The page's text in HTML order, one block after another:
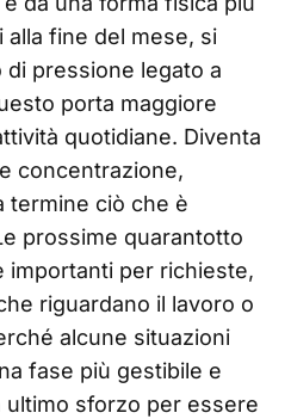
alla fine del mese, si
di pressione legato a
porta maggiore
quotidiane. Diventa
concentrazione,
termine ciò che è
prossime quarantotto
importanti per richieste,
riguardano il lavoro o
alcune situazioni
fase più gestibile e
sforzo per essere